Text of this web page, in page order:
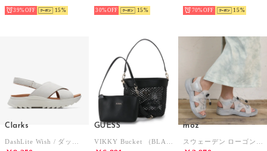
39% 15 30% 15 70% 15
Clarks GUESS moz